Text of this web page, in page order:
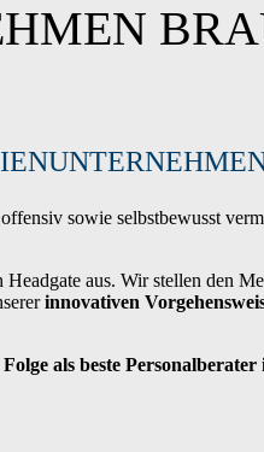
sowie selbstbewusst
Headgate aus. Wir stellen den
innovativen
als beste